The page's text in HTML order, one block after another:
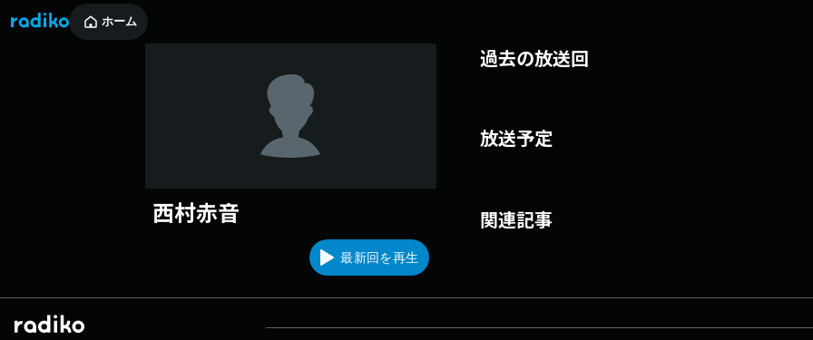
ホーム
西村赤音
最新回を再生
過去の放送回
放送予定
関連記事